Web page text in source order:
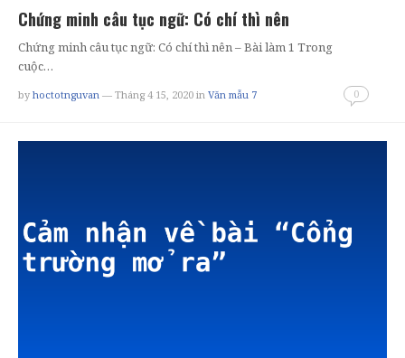
Chứng minh câu tục ngữ: Có chí thì nên
Chứng minh câu tục ngữ: Có chí thì nên – Bài làm 1 Trong
cuộc…
by hoctotnguvan — Tháng 4 15, 2020 in Văn mẫu 7 0